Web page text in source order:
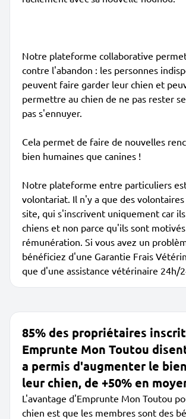
Notre plateforme collaborative
contre l'abandon : les personnes
peuvent faire garder leur chien et
permettre au chien de ne pas rester
pas s'ennuyer.
Cela permet de faire de nouvelles
bien humaines que canines !
Notre plateforme entre particuliers
volontariat. Il n'y a que des
site, qui s'inscrivent uniquement car
chiens et non parce qu'ils sont
rémunération. Si vous avez un
bénéficiez d'une Garantie Frais
que d'une assistance vétérinaire 24h/
85% des propriétaires
Emprunte Mon Toutou
a permis d'augmenter le
leur chien, de +50% en
L'avantage d'Emprunte Mon Toutou
chien est que les membres sont des